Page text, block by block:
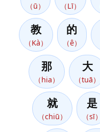
（ū） （Lī）
教
（Kà）
的
（ê）
那
（hia）
大
（tuā）
就
（chiū）
是
（sī）